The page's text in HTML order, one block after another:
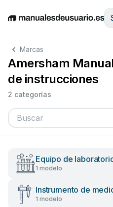
EnglishDeutschEspañol
Marcas
Amersham
de instrucciones
2 categorías
Equipo de
1 modelo
Instrumento de
1 modelo